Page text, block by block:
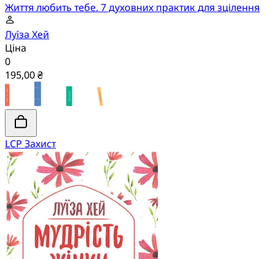
Життя любить тебе. 7 духовних практик для зцілення
Луїза Хей
Ціна
0
195,00 ₴
LCP Захист